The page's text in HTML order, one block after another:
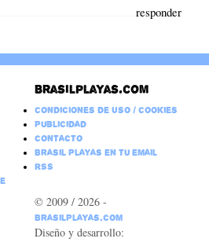
responder
Brasilplayas.com
Condiciones de Uso / Cookies
Publicidad
Contacto
Brasil Playas en tu email
RSS
© 2009 / 2026 -
BrasilPlayas.com
Diseño y desarrollo: